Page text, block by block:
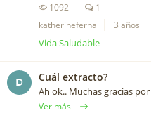
1092
1
katherineferna
3 años
Vida Saludable
D Cuál extracto?
Ah ok.. Muchas gracias
Ver más